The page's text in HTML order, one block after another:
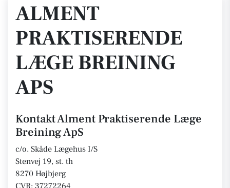
ALMENT
PRAKTISERENDE
LÆGE BREINING
APS
Kontakt Alment Praktiserende Læge
Breining ApS
c/o. Skåde Lægehus I/S
Stenvej 19, st. th
8270 Højbjerg
CVR: 37272264